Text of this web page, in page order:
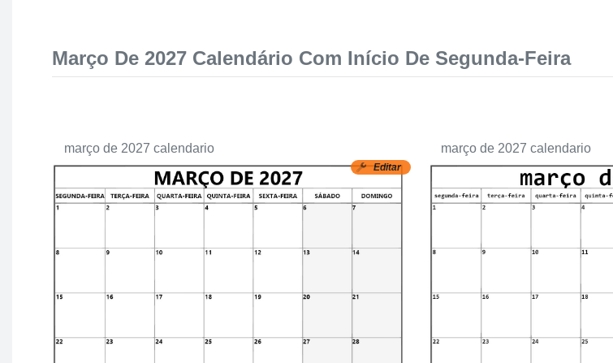
Março De 2027 Calendário Com Início De Segunda-Feira
Editar
março de 2027 calendario março de 2027 calendario